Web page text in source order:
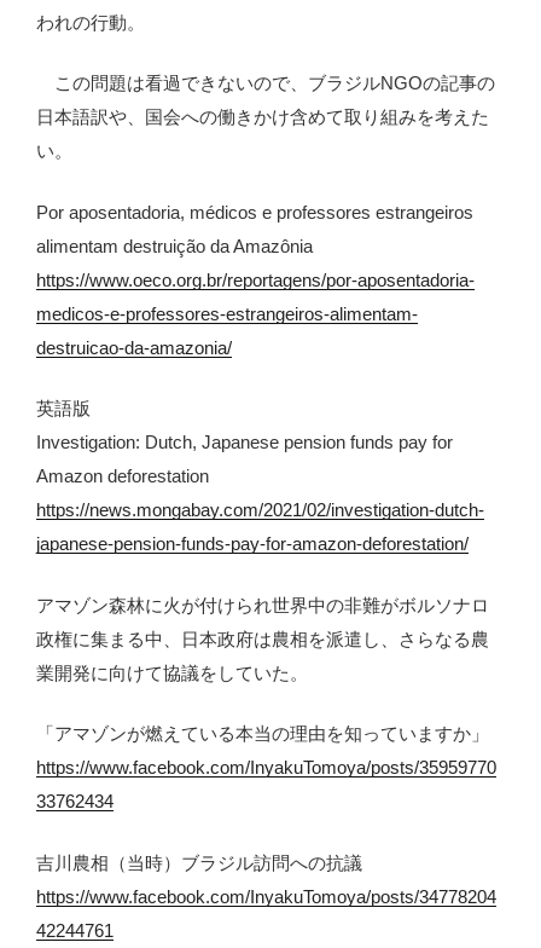
われの行動。
この問題は看過できないので、ブラジルNGOの記事の
日本語訳や、国会への働きかけ含めて取り組みを考えた
い。
Por aposentadoria, médicos e professores estrangeiros
alimentam destruição da Amazônia
https://www.oeco.org.br/reportagens/por-aposentadoria-
medicos-e-professores-estrangeiros-alimentam-
destruicao-da-amazonia/
英語版
Investigation: Dutch, Japanese pension funds pay for
Amazon deforestation
https://news.mongabay.com/2021/02/investigation-dutch-
japanese-pension-funds-pay-for-amazon-deforestation/
アマゾン森林に火が付けられ世界中の非難がボルソナロ
政権に集まる中、日本政府は農相を派遣し、さらなる農
業開発に向けて協議をしていた。
「アマゾンが燃えている本当の理由を知っていますか」
https://www.facebook.com/InyakuTomoya/posts/35959770
33762434
吉川農相（当時）ブラジル訪問への抗議
https://www.facebook.com/InyakuTomoya/posts/34778204
42244761